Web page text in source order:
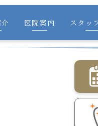
医院案内 スタッ